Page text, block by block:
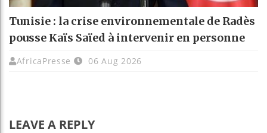
Tunisie : la crise environnementale de Radès
pousse Kaïs Saïed à intervenir en personne
AfricaPresse 06 Aug 2026
LEAVE A REPLY